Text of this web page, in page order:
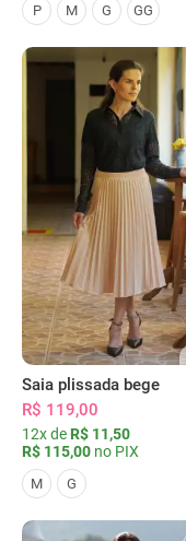
P M G GG
Saia plissada bege
R$ 119,00
12x de R$ 11,50
R$ 115,00 no PIX
M G